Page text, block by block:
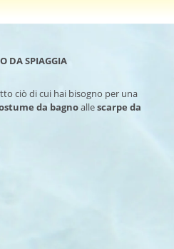
DA SPIAGGIA
ciò di cui hai bisogno per una
da bagnoallescarpe da